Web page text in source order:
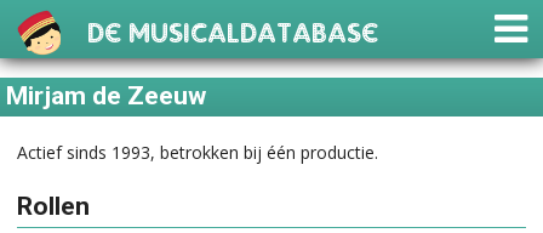
De Musicaldatabase
Mirjam de Zeeuw
Actief sinds 1993, betrokken bij één productie.
Rollen